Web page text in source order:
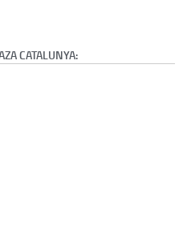
CATALUNYA: